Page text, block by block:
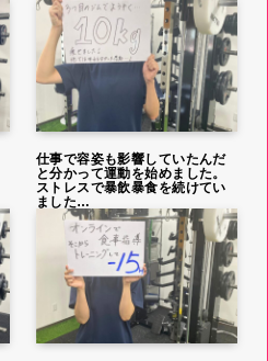
仕事で容姿も影響していたんだ
と分かって運動を始めました。
ストレスで暴飲暴食を続けてい
ました…